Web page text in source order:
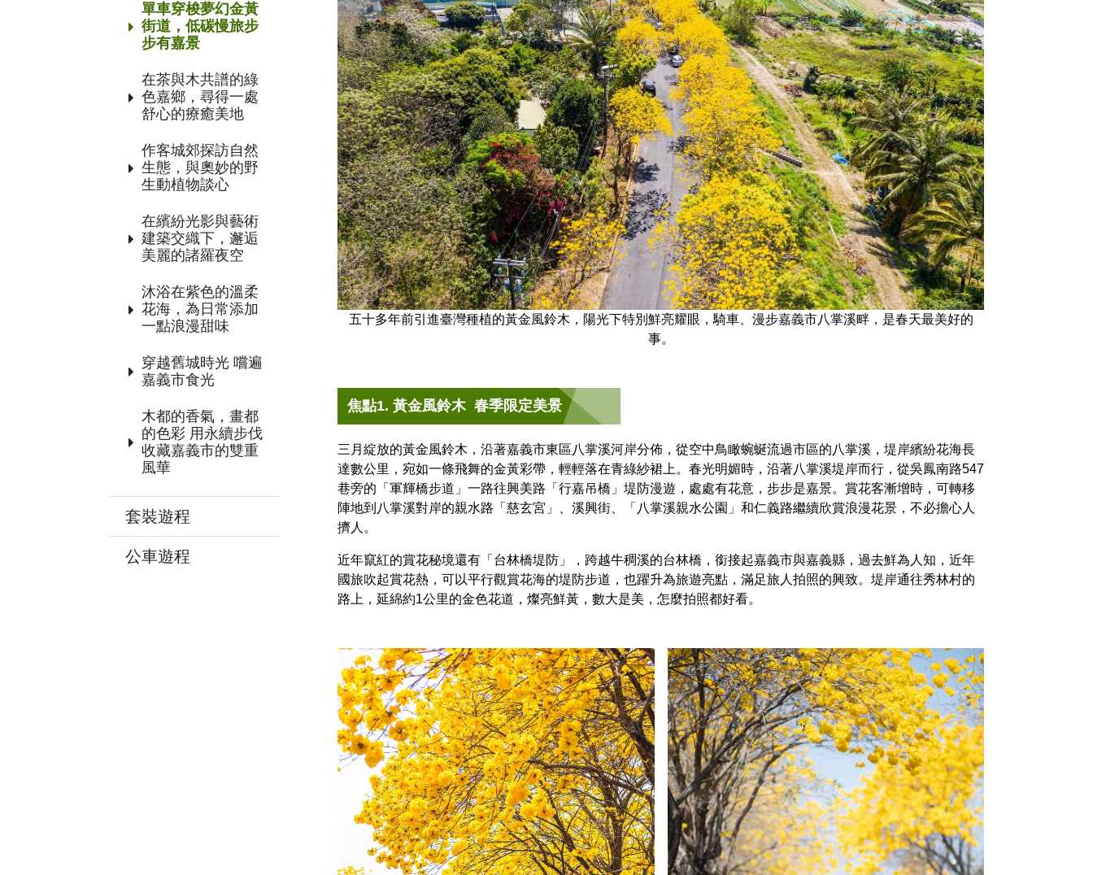
單車穿梭夢幻金黃
街道，低碳慢旅步
步有嘉景
在茶與木共譜的綠
色嘉鄉，尋得一處
舒心的療癒美地
作客城郊探訪自然
生態，與奧妙的野
生動植物談心
在繽紛光影與藝術
建築交織下，邂逅
美麗的諸羅夜空
沐浴在紫色的溫柔
花海，為日常添加
一點浪漫甜味
穿越舊城時光 嚐遍
嘉義市食光
木都的香氣，畫都
的色彩 用永續步伐
收藏嘉義市的雙重
風華
套裝遊程
公車遊程
五十多年前引進臺灣種植的黃金風鈴木，陽光下特別鮮亮耀眼，騎車、漫步嘉義市八掌溪畔，是春天最美好的
事。
焦點1. 黃金風鈴木 春季限定美景
三月綻放的黃金風鈴木，沿著嘉義市東區八掌溪河岸分佈，從空中鳥瞰蜿蜒流過市區的八掌溪，堤岸繽紛花海長
達數公里，宛如一條飛舞的金黃彩帶，輕輕落在青綠紗裙上。春光明媚時，沿著八掌溪堤岸而行，從吳鳳南路547
巷旁的「軍輝橋步道」一路往興美路「行嘉吊橋」堤防漫遊，處處有花意，步步是嘉景。賞花客漸增時，可轉移
陣地到八掌溪對岸的親水路「慈玄宮」、溪興街、「八掌溪親水公園」和仁義路繼續欣賞浪漫花景，不必擔心人
擠人。
近年竄紅的賞花秘境還有「台林橋堤防」，跨越牛稠溪的台林橋，銜接起嘉義市與嘉義縣，過去鮮為人知，近年
國旅吹起賞花熱，可以平行觀賞花海的堤防步道，也躍升為旅遊亮點，滿足旅人拍照的興致。堤岸通往秀林村的
路上，延綿約1公里的金色花道，燦亮鮮黃，數大是美，怎麼拍照都好看。